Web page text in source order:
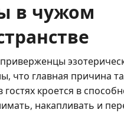
в чужом
что главная причина
гостях кроется в
накапливать и